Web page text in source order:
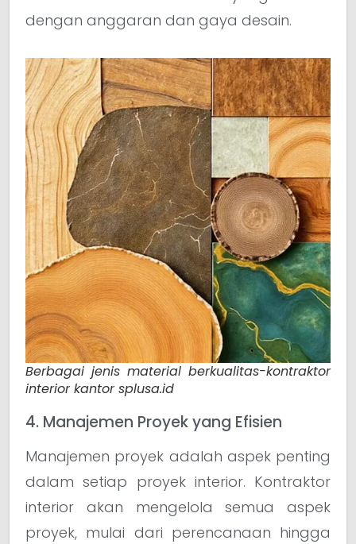
dengan anggaran dan gaya desain.
Berbagai jenis material berkualitas-kontraktor
interior kantor splusa.id
4. Manajemen Proyek yang Efisien
Manajemen proyek adalah aspek penting
dalam setiap proyek interior. Kontraktor
interior akan mengelola semua aspek
proyek, mulai dari perencanaan hingga